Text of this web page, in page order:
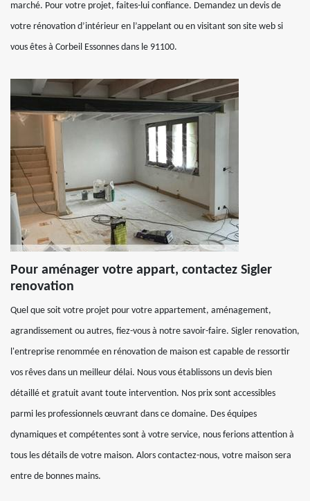
marché. Pour votre projet, faites-lui confiance. Demandez un devis de
votre rénovation d’intérieur en l’appelant ou en visitant son site web si
vous êtes à Corbeil Essonnes dans le 91100.
Pour aménager votre appart, contactez Sigler
renovation
Quel que soit votre projet pour votre appartement, aménagement,
agrandissement ou autres, fiez-vous à notre savoir-faire. Sigler renovation,
l'entreprise renommée en rénovation de maison est capable de ressortir
vos rêves dans un meilleur délai. Nous vous établissons un devis bien
détaillé et gratuit avant toute intervention. Nos prix sont accessibles
parmi les professionnels œuvrant dans ce domaine. Des équipes
dynamiques et compétentes sont à votre service, nous ferions attention à
tous les détails de votre maison. Alors contactez-nous, votre maison sera
entre de bonnes mains.